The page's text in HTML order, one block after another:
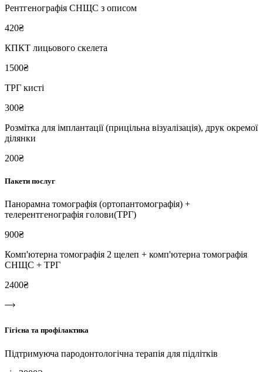
Рентгенографія СНЩС з описом
420₴
КПКТ лицьового скелета
1500₴
ТРГ кисті
300₴
Розмітка для імплантації (прицільна візуалізація), друк окремої
ділянки
200₴
Пакети послуг
Панорамна томографія (ортопантомографія) +
телерентгенографія голови(ТРГ)
900₴
Комп'ютерна томографія 2 щелеп + комп'ютерна томографія
СНЩС + ТРГ
2400₴
Гігієна та профілактика
Підтримуюча пародонтологічна терапія для підлітків